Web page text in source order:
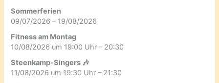
Sommerferien
09/07/2026 – 19/08/2026
Fitness am Montag
10/08/2026 um 19:00 Uhr – 20:30
Steenkamp-Singers 🎶
11/08/2026 um 19:30 Uhr – 21:30